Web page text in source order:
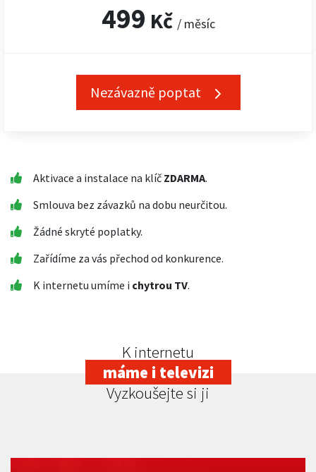
499 Kč / měsíc
Nezávazně poptat
Aktivace a instalace na klíč ZDARMA.
Smlouva bez závazků na dobu neurčitou.
Žádné skryté poplatky.
Zařídíme za vás přechod od konkurence.
K internetu umíme i chytrou TV.
K internetu
máme i televizi
Vyzkoušejte si ji